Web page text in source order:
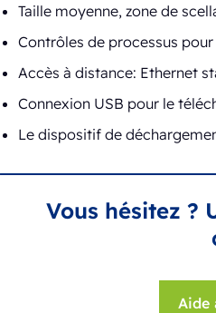
Taille moyenne, zone de
Contrôles de processus
Accès à distance: Ethernet
Connexion USB pour le
Le dispositif de
Vous hésitez ?
Aide